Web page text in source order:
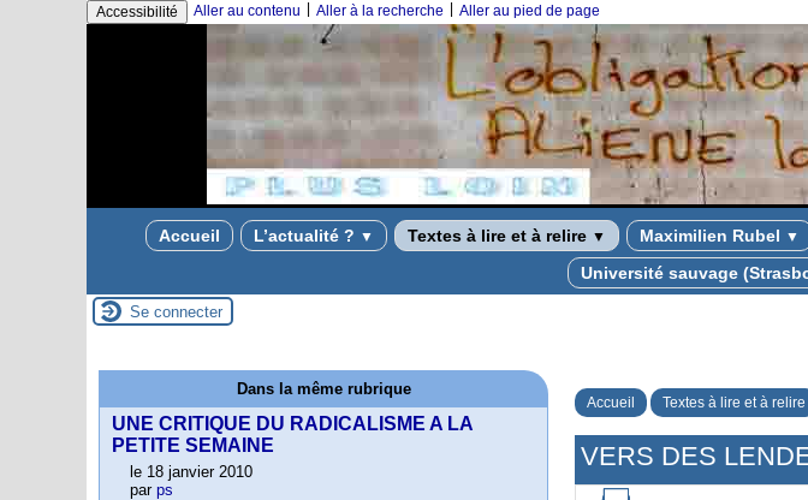
Accessibilité Aller au contenu Aller à la recherche Aller au pied de page
Accueil L’actualité ? ▼ Textes à lire et à relire ▼ Maximilien Rubel ▼
Université sauvage
Se connecter
Accueil Textes à lire et à relire
VERS DES
Dans la même rubrique
UNE CRITIQUE DU RADICALISME A LA
PETITE SEMAINE
le 18 janvier 2010
par ps